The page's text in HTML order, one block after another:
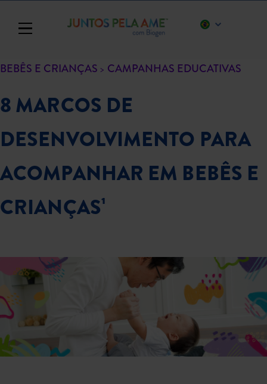
Toggle navigation
BEBÊS E CRIANÇAS CAMPANHAS EDUCATIVAS
8 MARCOS DE
DESENVOLVIMENTO PARA
ACOMPANHAR EM BEBÊS E
CRIANÇAS¹